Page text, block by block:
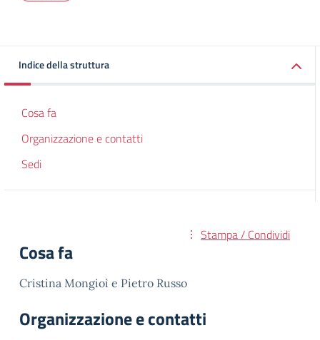
Indice della struttura
Cosa fa
Organizzazione e contatti
Sedi
Stampa / Condividi
Cosa fa
Cristina Mongioì e Pietro Russo
Organizzazione e contatti